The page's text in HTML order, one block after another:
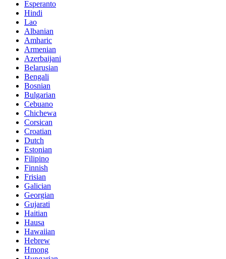
Esperanto
Hindi
Lao
Albanian
Amharic
Armenian
Azerbaijani
Belarusian
Bengali
Bosnian
Bulgarian
Cebuano
Chichewa
Corsican
Croatian
Dutch
Estonian
Filipino
Finnish
Frisian
Galician
Georgian
Gujarati
Haitian
Hausa
Hawaiian
Hebrew
Hmong